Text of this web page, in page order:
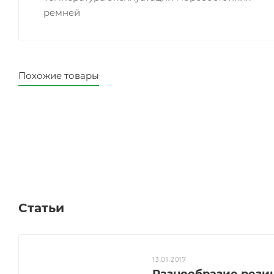
ремней
Похожие товары
Статьи
13.01.2017